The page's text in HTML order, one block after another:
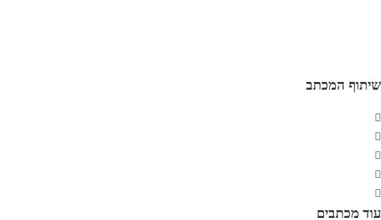
שיתוף המכתב
עוד מכתבים